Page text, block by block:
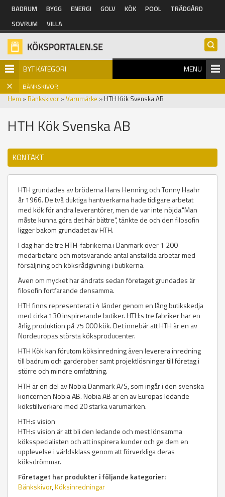
Hoppa till huvudinnehåll
BADRUM BYGG ENERGI GOLV KÖK POOL
TRÄDGÅRD
SOVRUM
VILLA
BYT KATEGORI MENU
BÄNKSKIVOR
Hem » Bänkskivor »Varumärke » HTH Kök Svenska AB
HTH Kök Svenska AB
KONTAKT
HTH grundades av bröderna Hans Henning och Tonny Haahr
år 1966. De två duktiga hantverkarna hade tidigare arbetat
med kök för andra leverantörer, men de var inte nöjda."Man
måste kunna göra det här bättre", tänkte de och den filosofin
ligger bakom grundadet av HTH.
I dag har de tre HTH-fabrikerna i Danmark över 1 200
medarbetare och motsvarande antal anställda arbetar med
försäljning och köksrådgivning i butikerna.
Även om mycket har ändrats sedan företaget grundades är
filosofin fortfarande densamma.
HTH finns representerat i 4 länder genom en lång butikskedja
med cirka 130 inspirerande butiker. HTH:s tre fabriker har en
årlig produktion på 75 000 kök. Det innebär att HTH är en av
Nordeuropas största köksproducenter.
HTH Kök kan förutom köksinredning även leverera inredning
till badrum och garderober samt projektlösningar till företag i
större och mindre omfattning.
HTH är en del av Nobia Danmark A/S, som ingår i den svenska
koncernen Nobia AB. Nobia AB är en av Europas ledande
kökstillverkare med 20 starka varumärken.
HTH:s vision
HTH:s vision är att bli den ledande och mest lönsamma
köksspecialisten och att inspirera kunder och ge dem en
upplevelse i världsklass genom att förverkliga deras
köksdrömmar.
Företaget har produkter i följande kategorier:
Bänkskivor,Köksinredningar